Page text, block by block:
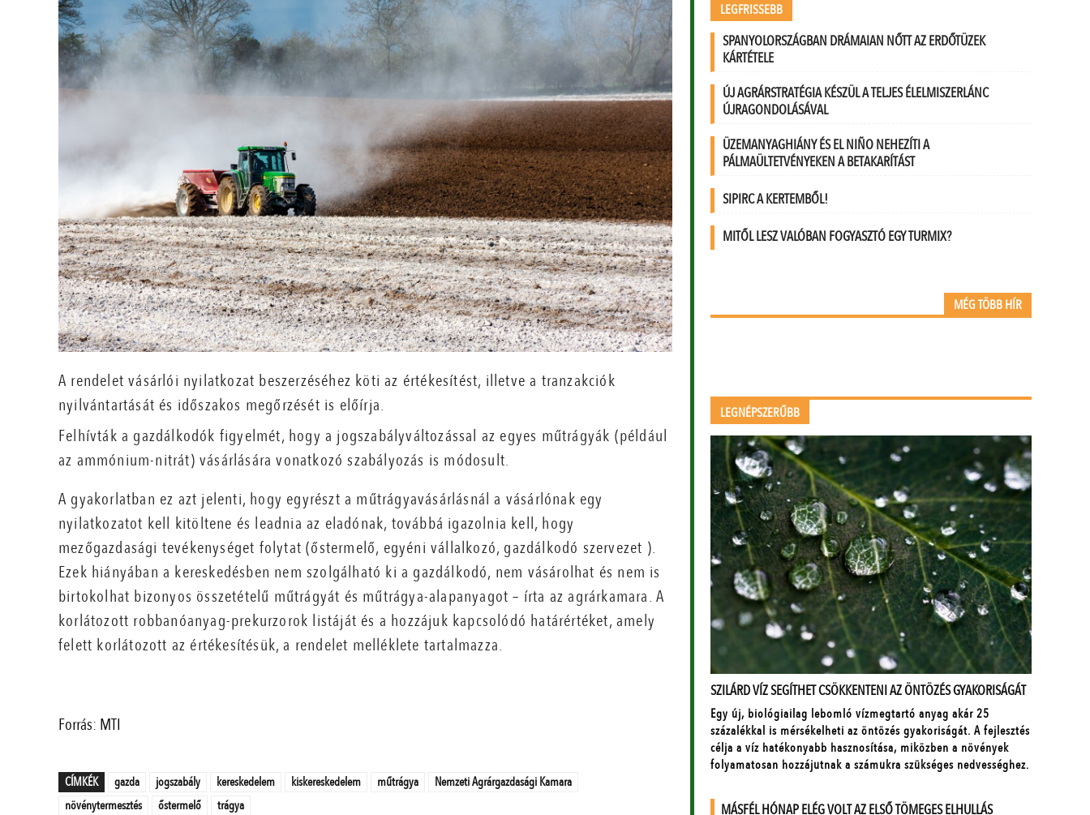
A rendelet vásárlói nyilatkozat beszerzéséhez köti az értékesítést, illetve a tranzakciók
nyilvántartását és időszakos megőrzését is előírja.
Felhívták a gazdálkodók figyelmét, hogy a jogszabályváltozással az egyes műtrágyák (például
az ammónium-nitrát) vásárlására vonatkozó szabályozás is módosult.
A gyakorlatban ez azt jelenti, hogy egyrészt a műtrágyavásárlásnál a vásárlónak egy
nyilatkozatot kell kitöltene és leadnia az eladónak, továbbá igazolnia kell, hogy
mezőgazdasági tevékenységet folytat (őstermelő, egyéni vállalkozó, gazdálkodó szervezet ).
Ezek hiányában a kereskedésben nem szolgálható ki a gazdálkodó, nem vásárolhat és nem is
birtokolhat bizonyos összetételű műtrágyát és műtrágya-alapanyagot – írta az agrárkamara. A
korlátozott robbanóanyag-prekurzorok listáját és a hozzájuk kapcsolódó határértéket, amely
felett korlátozott az értékesítésük, a rendelet melléklete tartalmazza.
Forrás: MTI
CÍMKÉK gazda jogszabály kereskedelem kiskereskedelem műtrágya
Nemzeti Agrárgazdasági Kamara
növénytermesztés
őstermelő trágya
LEGFRISSEBB
SPANYOLORSZÁGBAN DRÁMAIAN NŐTT AZ ERDŐTÜZEK
KÁRTÉTELE
ÚJ AGRÁRSTRATÉGIA KÉSZÜL A TELJES ÉLELMISZERLÁNC
ÚJRAGONDOLÁSÁVAL
ÜZEMANYAGHIÁNY ÉS EL NIÑO NEHEZÍTI A
PÁLMAÜLTETVÉNYEKEN A BETAKARÍTÁST
SIPIRC A KERTEMBŐL!
MITŐL LESZ VALÓBAN FOGYASZTÓ EGY TURMIX?
MÉG TÖBB HÍR
LEGNÉPSZERŰBB